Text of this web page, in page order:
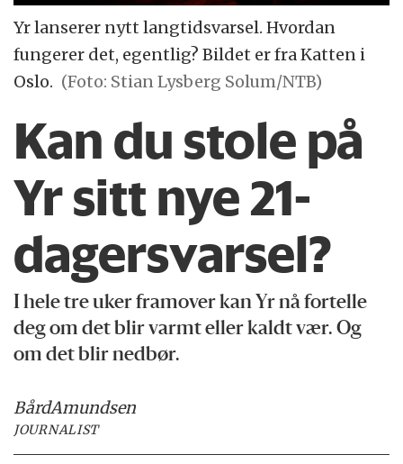
Yr lanserer nytt langtidsvarsel. Hvordan
fungerer det, egentlig? Bildet er fra Katten i
Oslo. (Foto: Stian Lysberg Solum/NTB)
Kan du stole på
Yr sitt nye 21-
dagersvarsel?
I hele tre uker framover kan Yr nå fortelle
deg om det blir varmt eller kaldt vær. Og
om det blir nedbør.
BårdAmundsen
JOURNALIST